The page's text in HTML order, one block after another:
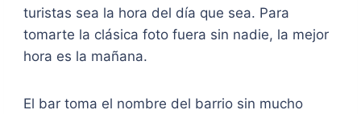
turistas sea la hora del día que sea. Para
tomarte la clásica foto fuera sin nadie, la mejor
hora es la mañana.
El bar toma el nombre del barrio sin mucho